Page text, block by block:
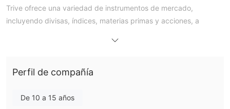
Trive ofrece una variedad de instrumentos de mercado,
incluyendo divisas, índices, materias primas y acciones, a
basada en MT4/5, y también ofrece una cuenta demo.
electrónico en hello@trive.com. Para depósitos y retiros, las
Perfil de compañía
De 10 a 15 años